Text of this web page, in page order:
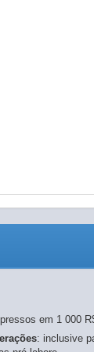
bruto (%)
em 1 000
: inclusive